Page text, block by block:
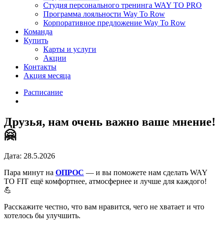
Студия персонального тренинга WAY TO PRO
Программа лояльности Way To Row
Корпоративное предложение Way To Row
Команда
Купить
Карты и услуги
Акции
Контакты
Акция месяца
Расписание
Друзья, нам очень важно ваше мнение!
🤗
Дата: 28.5.2026
Пара минут на ОПРОС — и вы поможете нам сделать WAY
TO FIT ещё комфортнее, атмосфернее и лучше для каждого!
💪
Расскажите честно, что вам нравится, чего не хватает и что
хотелось бы улучшить.